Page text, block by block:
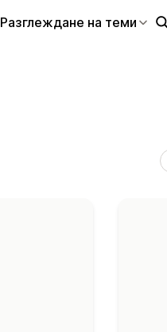
Разглеждане на теми